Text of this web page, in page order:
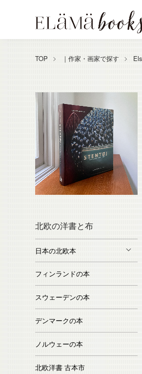
TOP ｜作家・画家で探す
北欧の洋書と布
日本の北欧本
フィンランドの本
スウェーデンの本
デンマークの本
ノルウェーの本
北欧洋書 古本市